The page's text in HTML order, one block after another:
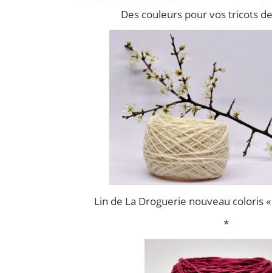
Des couleurs pour vos tricots
Lin de La Droguerie nouveau coloris
*